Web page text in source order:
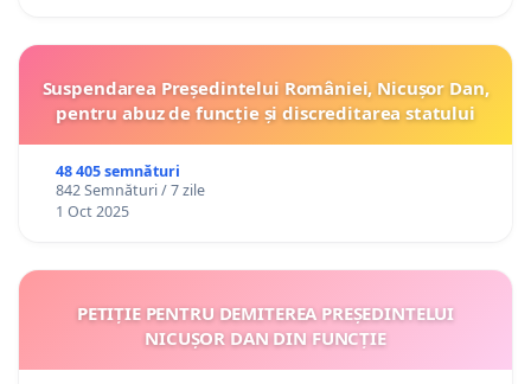
dezvoltarea de programe care să îmbunătățească
calitatea serviciilor.
Creșterea finanțării pentru creșe și grădinițe,
extinderea programelor after-school și menținerea
7. Protecția persoanelor cu dizabilități
Suspendarea Președintelui României, Nicușor Dan,
pentru abuz de funcție și discreditarea statului
48 405 semnături
842 Semnături / 7 zile
1 Oct 2025
PETIȚIE PENTRU DEMITEREA PREȘEDINTELUI
NICUȘOR DAN DIN FUNCȚIE